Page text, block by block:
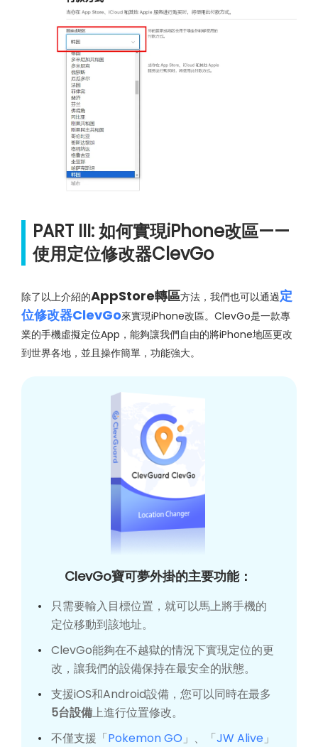
PART III: 如何實現iPhone改區——
使用定位修改器ClevGo
除了以上介紹的AppStore轉區方法，我們也可以通過定
位修改器ClevGo來實現iPhone改區。ClevGo是一款專
業的手機虛擬定位App，能夠讓我們自由的將iPhone地區更改
到世界各地，並且操作簡單，功能強大。
ClevGo寶可夢外掛的主要功能：
只需要輸入目標位置，就可以馬上將手機的
定位移動到該地址。
ClevGo能夠在不越獄的情況下實現定位的更
改，讓我們的設備保持在最安全的狀態。
支援iOS和Android設備，您可以同時在最多
5台設備上進行位置修改。
不僅支援「Pokemon GO 」、「JW Alive 」